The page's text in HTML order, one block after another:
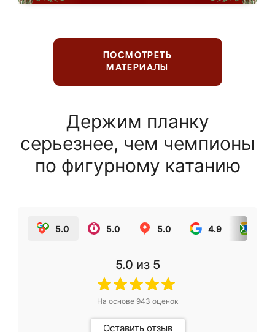
ПОСМОТРЕТЬ
МАТЕРИАЛЫ
Держим планку
серьезнее, чем чемпионы
по фигурному катанию
5.0 5.0 5.0 4.9
5.0 из 5
На основе 943 оценок
Оставить отзыв